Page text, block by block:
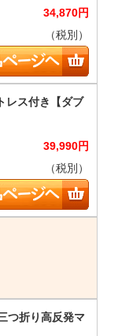
34,870円
（税別）
39,990円
（税別）